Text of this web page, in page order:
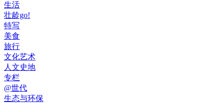
生活
壮龄go!
特写
美食
旅行
文化艺术
人文史地
专栏
@世代
生态与环保